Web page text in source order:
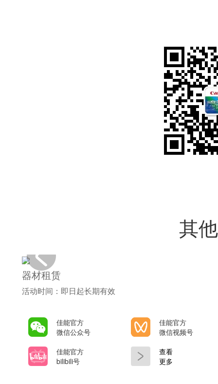
其
器材租赁
活动时间：即日起长期有效
佳能官方
微信公众号
佳能官方
微信视频号
佳能官方
bilibili号
查看
更多